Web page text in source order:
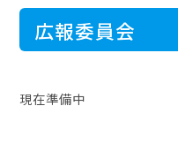
広報委員会
現在準備中